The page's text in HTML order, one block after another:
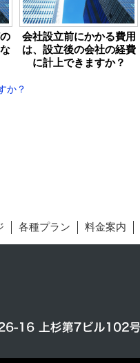
会社設立前にかかる費用
は、設立後の会社の経費
に計上できますか？
か？
各種プラン 料金案内